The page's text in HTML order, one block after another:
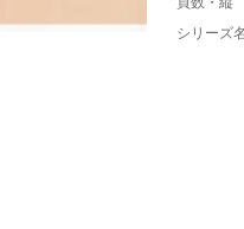
シリーズ名